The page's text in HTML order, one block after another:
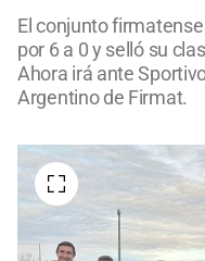
El conjunto
por 6 a 0 y selló su
Ahora irá ante
Argentino de Firmat.